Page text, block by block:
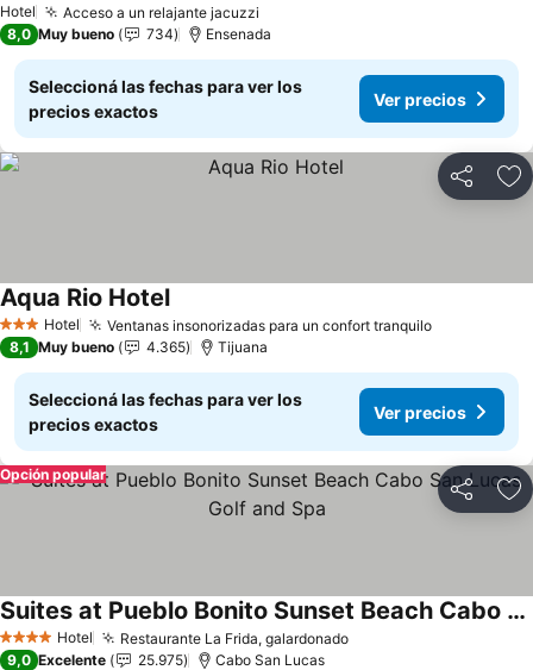
Hotel Acceso a un relajante jacuzzi
8,0 Muy bueno 734 Ensenada
Seleccioná las fechas para ver los
precios exactos
Ver precios
Compartir
3 Estrellas
Hotel Ventanas insonorizadas para un confort tranquilo
Aqua Rio Hotel
8,1 Muy bueno 4.365 Tijuana
Seleccioná las fechas para ver los
precios exactos
Ver precios
Compartir
Opción popular
4 EstrellasHotel Restaurante La Frida, galardonado
Suites at Pueblo Bonito Sunset Beach Cabo San Lucas Golf and Spa
9,0 Excelente 25.975 Cabo San Lucas